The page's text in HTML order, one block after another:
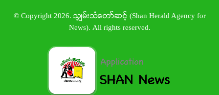
© Copyright 2026. သျှမ်းသံတော်ဆင့် (Shan Herald Agency for
News). All rights reserved.